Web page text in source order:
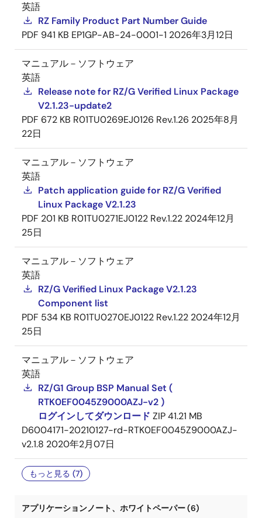
英語
RZ Family Product Part Number Guide
PDF 941 KB EP1GP-AB-24-0001-1 2026年3月12日
マニュアル－ソフトウェア
英語
Release note for RZ/G Verified Linux Package
V2.1.23-update2
PDF 672 KB R01TU0269EJ0126 Rev.1.26 2025年8月
22日
マニュアル－ソフトウェア
英語
Patch application guide for RZ/G Verified
Linux Package V2.1.23
PDF 201 KB R01TU0271EJ0122 Rev.1.22 2024年12月
25日
マニュアル－ソフトウェア
英語
RZ/G Verified Linux Package V2.1.23
Component list
PDF 534 KB R01TU0270EJ0122 Rev.1.22 2024年12月
25日
マニュアル－ソフトウェア
英語
RZ/G1 Group BSP Manual Set (
RTK0EF0045Z9000AZJ-v2 )
ログインしてダウンロード ZIP41.21 MB
D6004171-20210127-rd-RTK0EF0045Z9000AZJ-
v2.1.8 2020年2月07日
もっと見る (7)
アプリケーションノート、ホワイトペーパー (6)